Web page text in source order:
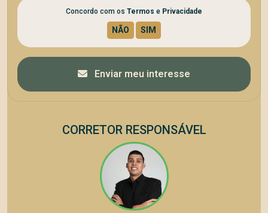
Concordo com os Termos e Privacidade
Enviar meu interesse
CORRETOR RESPONSÁVEL